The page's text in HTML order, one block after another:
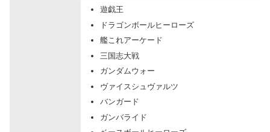
遊戯王
ドラゴンボールヒーローズ
艦これアーケード
三国志大戦
ガンダムウォー
ヴァイスシュヴァルツ
バンガード
ガンバライド